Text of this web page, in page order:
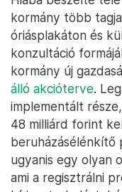
kormány több
óriásplakáton és
konzultáció
kormány új
álló akcióterve.
implementált
48 milliárd forint
beruházásélénkítő
ugyanis egy olyan
ami a regisztrálni